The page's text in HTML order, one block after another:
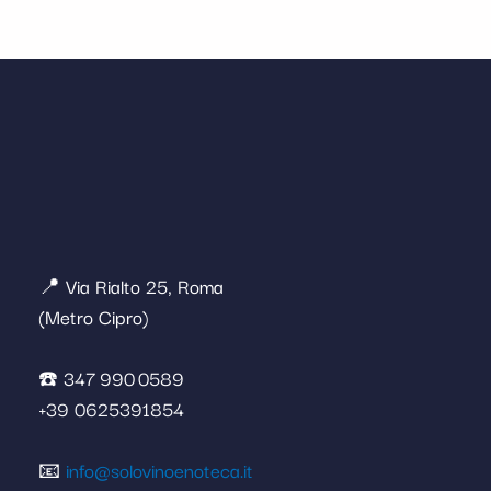
📍 Via Rialto 25, Roma
(Metro Cipro)
☎️ 347 990 0589
+39 0625391854
📧 info@solovinoenoteca.it